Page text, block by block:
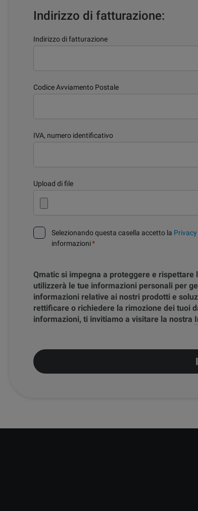
Indirizzo di fatturazione:
Indirizzo di fatturazione
Codice Avviamento Postale
IVA, numero identificativo
Upload di file
Selezionando questa casella accetto la
informazioni*
Qmatic si impegna a proteggere e
utilizzerà le tue informazioni personali per
informazioni relative ai nostri prodotti e
rettificare o richiedere la rimozione dei tuoi
informazioni, ti invitiamo a visitare la nostra